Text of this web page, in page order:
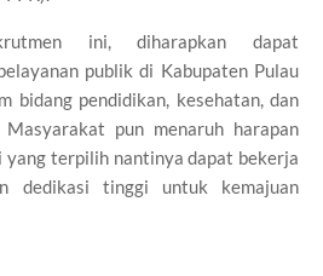
ini, diharapkan dapat
publik di Kabupaten Pulau
bidang pendidikan, kesehatan, dan
pun menaruh harapan
yang terpilih nantinya dapat bekerja
dedikasi tinggi untuk kemajuan